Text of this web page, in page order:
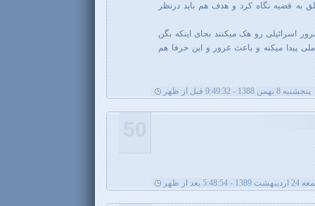
قضیه نگاه کرد و هدف هم باید درنظر
اسرائیلی رو هک میکنند بجای اینکه بگن
پیدا میکنه و باعث غرور و این حرفا هم
پنجشنبه 8 بهمن 1388 - 9:49:32 قبل از ظهر
1389 - 5:48:54 بعد از ظهر